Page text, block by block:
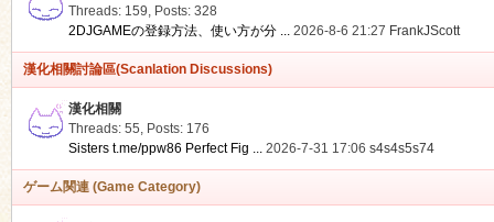
Threads: 159, Posts: 328
2DJGAMEの登録方法、使い方が分 ... 2026-8-6 21:27 FrankJScott
漢化相關討論區(Scanlation Discussions)
漢化相關
Threads: 55, Posts: 176
Sisters t.me/ppw86 Perfect Fig ... 2026-7-31 17:06 s4s4s5s74
ゲーム関連 (Game Category)